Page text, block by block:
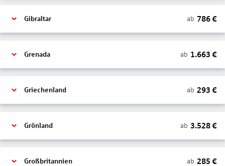
Gibraltar ab 786€
Grenada ab 1.663 €
Griechenland ab 293 €
Grönland ab 3.528€
Großbritannien ab 285 €